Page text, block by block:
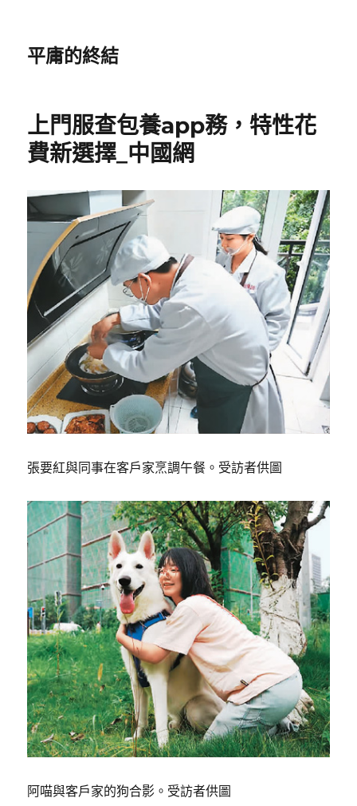
平庸的終結
上門服查包養app務，特性花
費新選擇_中國網
張要紅與同事在客戶家烹調午餐。受訪者供圖
阿喵與客戶家的狗合影。受訪者供圖